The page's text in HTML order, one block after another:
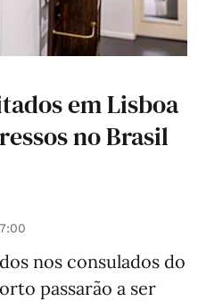
em Lisboa
no Brasil
nos consulados do
passarão a ser